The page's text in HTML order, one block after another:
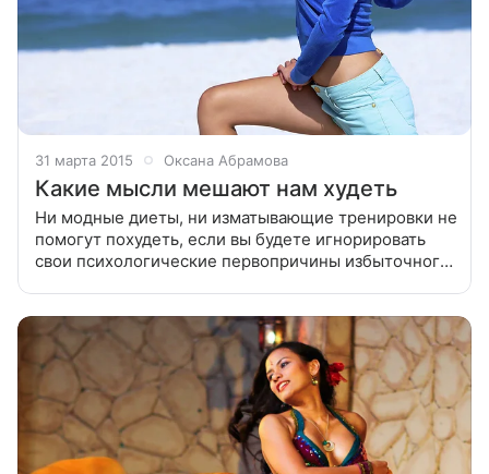
31 марта 2015 Оксана Абрамова
Какие мысли мешают нам худеть
Ни модные диеты, ни изматывающие тренировки не
помогут похудеть, если вы будете игнорировать
свои психологические первопричины избыточного